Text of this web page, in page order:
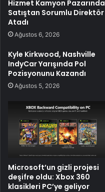
Hizmet Kamyon Pazarında
Satıştan Sorumlu Direktör
Atadı
Ağustos 6, 2026
Kyle Kirkwood, Nashville
IndyCar Yarışında Pol
Pozisyonunu Kazandı
Ağustos 5, 2026
Microsoft’un gizli projesi
deşifre oldu: Xbox 360
klasikleri PC’ye geliyor